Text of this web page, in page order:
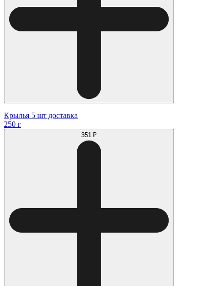
Крылья 5 шт доставка
250 г
351 ₽